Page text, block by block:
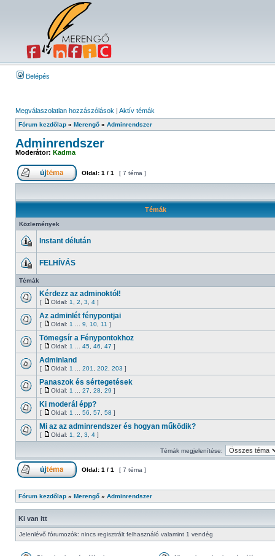
Belépés
Megválaszolatlan hozzászólások | Aktív témák
Fórum kezdőlap » Merengő » Adminrendszer
Adminrendszer
Moderátor: Kadma
Oldal: 1 / 1 [ 7 téma ]
Témák
Közlemények
Instant délután
FELHÍVÁS
Témák
Kérdezz az adminoktól!
[ Oldal: 1 2 3 4 ]
Az adminlét fénypontjai
[ Oldal: 1 9 10 11 ]
Tömegsír a Fénypontokhoz
[ Oldal: 1 45 46 47 ]
Adminland
[ Oldal: 1 201 202 203 ]
Panaszok és sértegetések
[ Oldal: 1 27 28 29 ]
Ki moderál épp?
[ Oldal: 1 56 57 58 ]
Mi az az adminrendszer és hogyan működik?
[ Oldal: 1 2 3 4 ]
Témák megjelenítése:
Oldal: 1 / 1 [ 7 téma ]
Fórum kezdőlap » Merengő » Adminrendszer
Ki van itt
Jelenlévő fórumozók: nincs regisztrált felhasználó valamint 1 vendég